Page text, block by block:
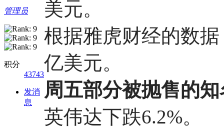
管理员
积分
43743
发消
息
美元。
根据雅虎财经的数
亿美元。
周五部分被抛售的
英伟达下跌6.2%。